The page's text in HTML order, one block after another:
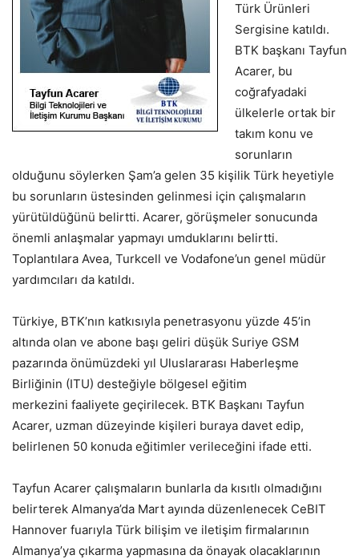
Türk Ürünleri
Sergisine katıldı.
BTK başkanı Tayfun
Acarer, bu
coğrafyadaki
ülkelerle ortak bir
takım konu ve
sorunların
olduğunu söylerken Şam’a gelen 35 kişilik Türk heyetiyle
bu sorunların üstesinden gelinmesi için çalışmaların
yürütüldüğünü belirtti. Acarer, görüşmeler sonucunda
önemli anlaşmalar yapmayı umduklarını belirtti.
Toplantılara Avea, Turkcell ve Vodafone’un genel müdür
yardımcıları da katıldı.
Türkiye, BTK’nın katkısıyla penetrasyonu yüzde 45’in
altında olan ve abone başı geliri düşük Suriye GSM
pazarında önümüzdeki yıl Uluslararası Haberleşme
Birliğinin (ITU) desteğiyle bölgesel eğitim
merkezini faaliyete geçirilecek. BTK Başkanı Tayfun
Acarer, uzman düzeyinde kişileri buraya davet edip,
belirlenen 50 konuda eğitimler verileceğini ifade etti.
Tayfun Acarer çalışmaların bunlarla da kısıtlı olmadığını
belirterek Almanya’da Mart ayında düzenlenecek CeBIT
Hannover fuarıyla Türk bilişim ve iletişim firmalarının
Almanya’ya çıkarma yapmasına da önayak olacaklarının